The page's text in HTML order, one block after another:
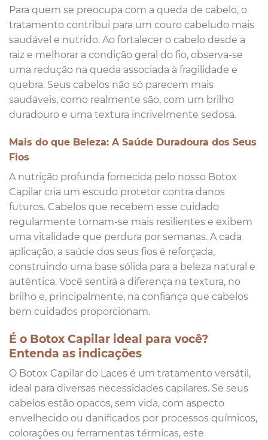
Para quem se preocupa com a queda de cabelo, o
tratamento contribui para um couro cabeludo mais
saudável e nutrido. Ao fortalecer o cabelo desde a
raiz e melhorar a condição geral do fio, observa-se
uma redução na queda associada à fragilidade e
quebra. Seus cabelos não só parecem mais
saudáveis, como realmente são, com um brilho
duradouro e uma textura incrivelmente sedosa.
Mais do que Beleza: A Saúde Duradoura dos Seus
Fios
A nutrição profunda fornecida pelo nosso Botox
Capilar cria um escudo protetor contra danos
futuros. Cabelos que recebem esse cuidado
regularmente tornam-se mais resilientes e exibem
uma vitalidade que perdura por semanas. A cada
aplicação, a saúde dos seus fios é reforçada,
construindo uma base sólida para a beleza natural e
autêntica. Você sentirá a diferença na textura, no
brilho e, principalmente, na confiança que cabelos
bem cuidados proporcionam.
É o Botox Capilar ideal para você?
Entenda as indicações
O Botox Capilar do Laces é um tratamento versátil,
ideal para diversas necessidades capilares. Se seus
cabelos estão opacos, sem vida, com aspecto
envelhecido ou danificados por processos químicos,
colorações ou ferramentas térmicas, este